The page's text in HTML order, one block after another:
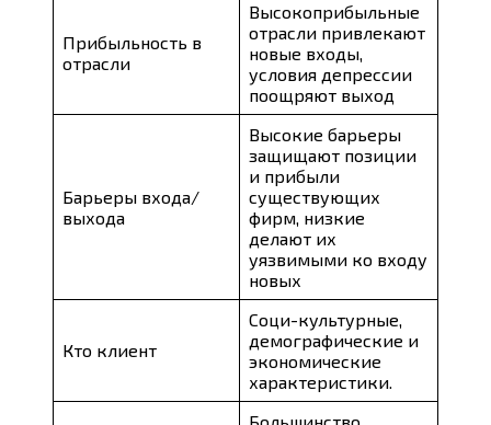
Прибыльность в
отрасли
Высокоприбыльные
отрасли привлекают
новые входы,
условия депрессии
поощряют выход
Барьеры входа/
выхода
Высокие барьеры
защищают позиции
и прибыли
существующих
фирм, низкие
делают их
уязвимыми ко входу
новых
Кто клиент
Соци-культурные,
демографические и
экономические
характеристики.